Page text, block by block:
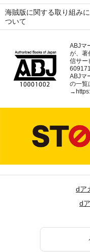
海賊版に関する取り組みに
ついて
ABJマ
が、著
信サー
ABJマ
の一覧
→
dア
d